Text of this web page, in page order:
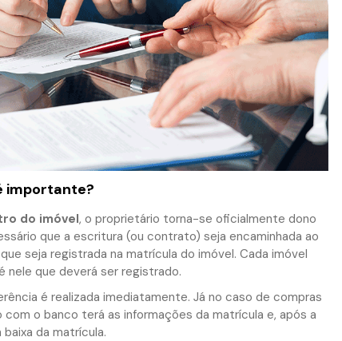
importante?
do imóvel, o proprietário torna-se oficialmente dono
que a escritura (ou contrato) seja encaminhada ao
seja registrada na matrícula do imóvel. Cada imóvel
que deverá ser registrado.
é realizada imediatamente. Já no caso de compras
o banco terá as informações da matrícula e, após a
da matrícula.